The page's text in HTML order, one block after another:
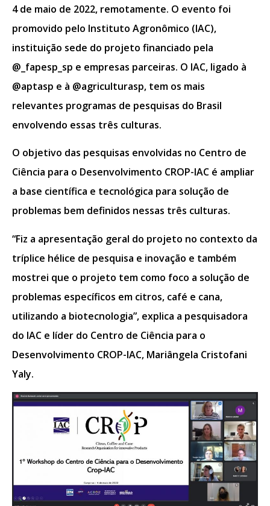
4 de maio de 2022, remotamente. O evento foi
promovido pelo Instituto Agronômico (IAC),
instituição sede do projeto financiado pela
@_fapesp_sp e empresas parceiras. O IAC, ligado à
@aptasp e à @agriculturasp, tem os mais
relevantes programas de pesquisas do Brasil
envolvendo essas três culturas.
O objetivo das pesquisas envolvidas no Centro de
Ciência para o Desenvolvimento CROP-IAC é ampliar
a base científica e tecnológica para solução de
problemas bem definidos nessas três culturas.
“Fiz a apresentação geral do projeto no contexto da
tríplice hélice de pesquisa e inovação e também
mostrei que o projeto tem como foco a solução de
problemas específicos em citros, café e cana,
utilizando a biotecnologia”, explica a pesquisadora
do IAC e líder do Centro de Ciência para o
Desenvolvimento CROP-IAC, Mariângela Cristofani
Yaly.